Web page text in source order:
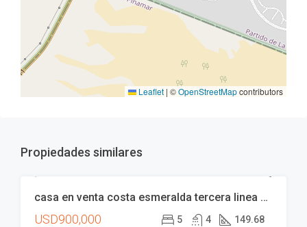
Leaflet | ©OpenStreetMapcontributors
Propiedades similares
VENTAcasa en venta costa esmeralda tercera linea de mar
USD900,000 5 4 149.68